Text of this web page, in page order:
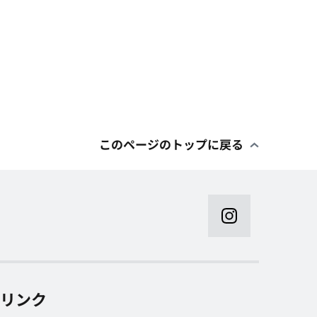
このページのトップに戻る
リンク